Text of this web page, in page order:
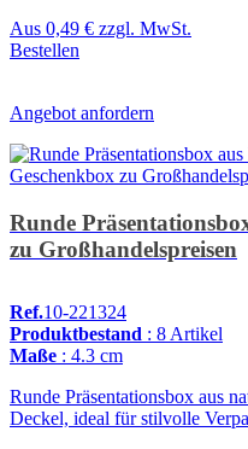
Aus 0,49 € zzgl. MwSt.
Bestellen
Angebot anfordern
Runde
zu Großhandelspreisen
Ref.10-221324
Produktbestand : 8 Artikel
Maße : 4.3 cm
Runde Präsentationsbox aus
Deckel, ideal für stilvolle